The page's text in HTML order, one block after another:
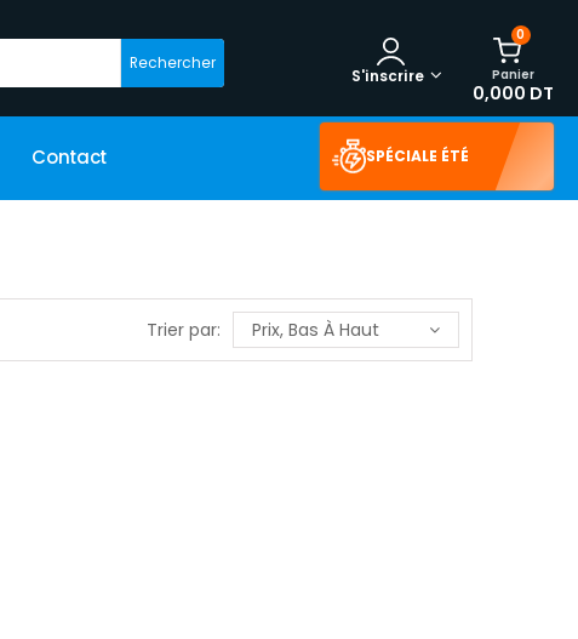
Rechercher
0
Panier
0,000 DT
S'inscrire
Contact SPÉCIALE ÉTÉ
Trier par: Prix, Bas À Haut